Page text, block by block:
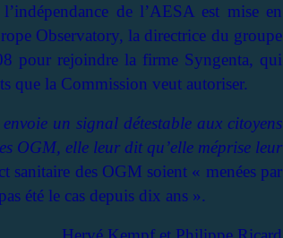
de l’AESA est mise en
Observatory, la directrice du groupe
pour rejoindre la firme Syngenta, qui
que la Commission veut autoriser.
un signal détestable aux citoyens
OGM, elle leur dit qu’elle méprise leur
sanitaire des OGM soient « menées par
été le cas depuis dix ans ».